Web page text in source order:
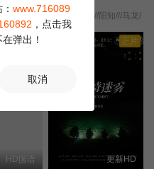
/盛少/ 1.0 赵廷义///阳知///马龙/
正片
HD国语
正片
更新HD
www.716089
，点击我
弹出！
取消